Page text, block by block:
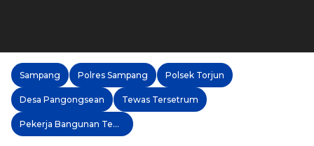
Sampang Polres Sampang Polsek Torjun
Desa Pangongsean Tewas Tersetrum
Pekerja Bangunan Tewas